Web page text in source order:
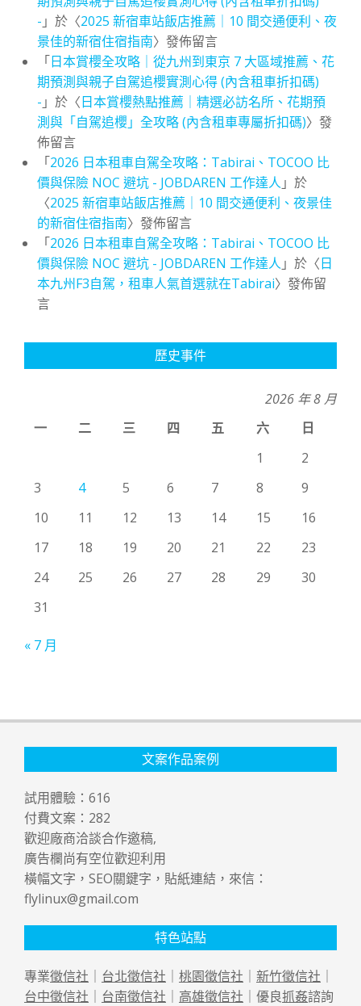
- 」於〈2025 新宿車站飯店推薦｜10 間交通便利、夜
景佳的新宿住宿指南〉發佈留言
「日本賞櫻全攻略｜從九州到東京 7 大區域推薦、花
期預測與親子自駕追櫻實測心得 (內含租車折扣碼)
- 」於〈日本賞櫻熱點推薦｜精選必訪名所、花期預
測與「自駕追櫻」全攻略 (內含租車專屬折扣碼)〉發
佈留言
「2026 日本租車自駕全攻略：Tabirai、TOCOO 比
價與保險 NOC 避坑 - JOBDAREN 工作達人 」於
〈2025 新宿車站飯店推薦｜10 間交通便利、夜景佳
的新宿住宿指南〉發佈留言
「2026 日本租車自駕全攻略：Tabirai、TOCOO 比
價與保險 NOC 避坑 - JOBDAREN 工作達人 」於〈日
本九州F3自駕，租車人氣首選就在Tabirai〉發佈留
言
歷史事件
2026 年 8 月
一
二 三 四 五 六
日
1
2
3
4 5 6 7 8
9
10
11 12 13 14 15
16
17
18 19 20 21 22
23
24
25 26 27 28 29
30
31
« 7 月
文案作品案例
試用體驗： 616
付費文案： 282
歡迎廠商洽談合作邀稿,
廣告欄尚有空位歡迎利用
橫幅文字，SEO關鍵字，貼紙連結，來信：
flylinux@gmail.com
特色站點
專業徵信社 ｜ 台北徵信社 ｜ 桃園徵信社 ｜ 新竹徵信社 ｜
台中徵信社 ｜ 台南徵信社 ｜ 高雄徵信社 ｜優良抓姦諮詢